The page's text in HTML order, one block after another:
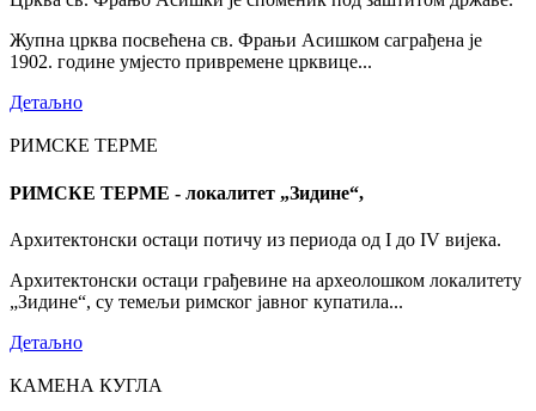
Жупна црква посвећена св. Фрањи Асишком саграђена је
1902. године умјесто привремене црквице...
Детаљно
РИМСКЕ ТЕРМЕ
РИМСКЕ ТЕРМЕ - локалитет „Зидине“,
Архитектонски остаци потичу из периода од I до IV вијека.
Архитектонски остаци грађевине на археолошком локалитету
„Зидине“, су темељи римског јавног купатила...
Детаљно
КАМЕНА КУГЛА